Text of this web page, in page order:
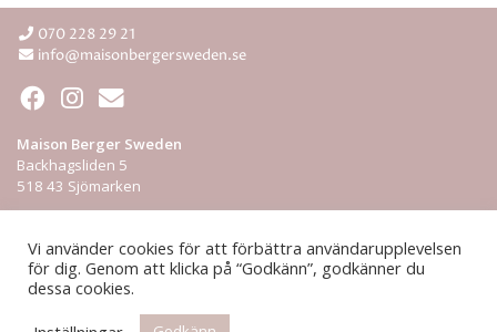
070 228 29 21
info@maisonbergersweden.se
Maison Berger Sweden
Backhagsliden 5
518 43 Sjömarken
ÅF-login
Vi använder cookies för att förbättra användarupplevelsen
för dig. Genom att klicka på “Godkänn”, godkänner du
dessa cookies.